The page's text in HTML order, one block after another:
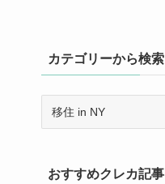
カテゴリーから検索
ーおすすめクレカ記事